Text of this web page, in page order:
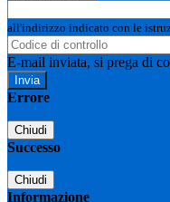
all'indirizzo indicato con le
E-mail inviata, si prega di
Errore
Chiudi
Successo
Chiudi
Informazione